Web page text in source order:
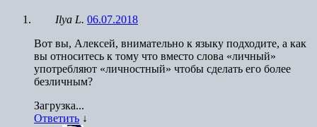
Ilya L. 06.07.2018
Вот вы, Алексей, внимательно к языку подходите, а как
вы относитесь к тому что вместо слова «личный»
употребляют «личностный» чтобы сделать его более
безличным?
Загрузка...
Ответить ↓